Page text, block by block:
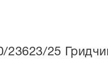
23623/25